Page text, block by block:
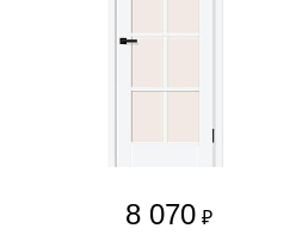
8 070 ₽